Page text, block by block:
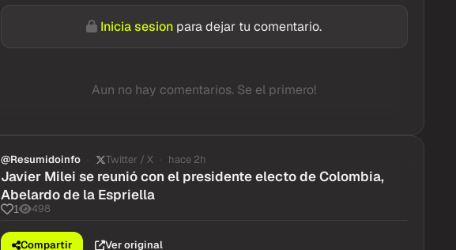
Inicia sesion para dejar tu comentario.
Aun no hay comentarios. Se el primero!
@Resumidoinfo Twitter / X hace 2h
Javier Milei se reunió con el presidente electo de Colombia,
Abelardo de la Espriella
1 498
Compartir Ver original